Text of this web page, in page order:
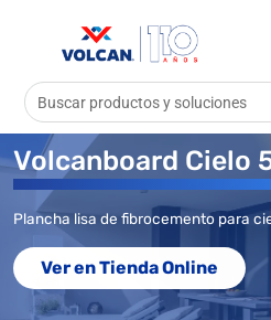
Volcanboard Cielo
Plancha lisa de fibrocemento para
Ver en Tienda Online